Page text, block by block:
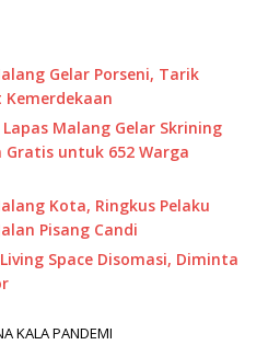
Gelar Porseni, Tarik
Malang Gelar Skrining
Gratis untuk 652 Warga
Kota, Ringkus Pelaku
Pisang Candi
Space Disomasi, Diminta
KALA PANDEMI